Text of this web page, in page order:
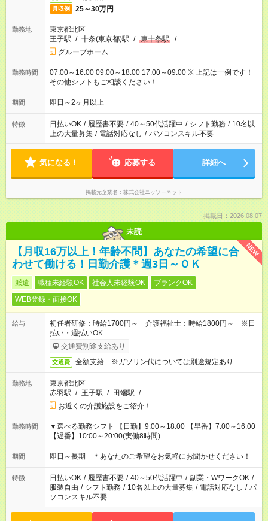
月収例 25～30万円
勤務地
東京都北区
王子駅 / 十条(東京都)駅 / 東十条駅 / …
グループホーム
勤務時間
07:00～16:00 09:00～18:00 17:00～09:00 ※ 上記は一例です！
その他シフトもご相談ください！
期間 即日～2ヶ月以上
特徴 日払いOK / 履歴書不要 / 40～50代活躍中 / シフト勤務 / 10名以
上の大量募集 / 電話対応なし / パソコンスキル不要
気になる！ 応募する 詳細へ
掲載元企業名 株式会社ニッソーネット
掲載日：2026.08.07
未読
NEW
【月収16万以上！年齢不問】あなたの希望に合
わせて働ける！日勤介護＊週3日～ＯＫ
派遣 職種未経験OK 社会人未経験OK
ブランクOK
WEB登録・面接OK
給与
初任者研修：時給1700円～ 介護福祉士：時給1800円～ ※日
払い・週払いOK
交通費別途支給あり
交通費 全額支給 ※ガソリン代については別途規定あり
勤務地
東京都北区
赤羽駅 / 王子駅 / 田端駅 / …
お近くの介護施設をご紹介！
勤務時間
▼選べる勤務シフト 【日勤】9:00～18:00 【早番】7:00～16:00
【遅番】10:00～20:00(実働8時間)
期間 即日～長期 ＊あなたのご希望をお気軽にお聞かせください！
特徴 日払いOK / 履歴書不要 / 40～50代活躍中 / 副業・WワークOK /
服装自由 / シフト勤務 / 10名以上の大量募集 / 電話対応なし / パ
ソコンスキル不要